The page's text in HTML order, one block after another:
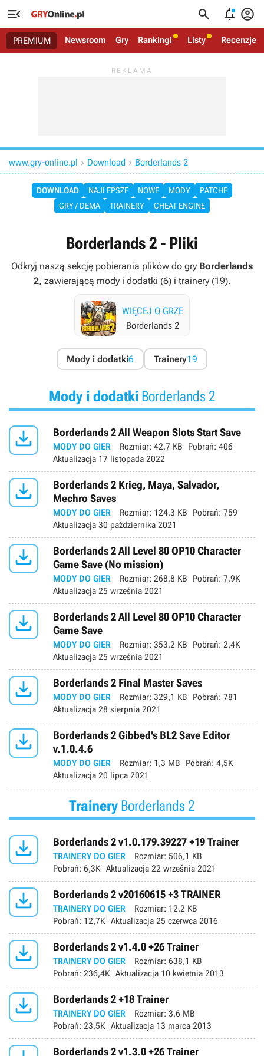
   
PREMIUM Newsroom Gry Rankingi Listy Recenzje
www.gry-online.pl  Download  Borderlands 2
DOWNLOAD NAJLEPSZE NOWE MODY
PATCHE
GRY / DEMA
TRAINERY CHEAT ENGINE
Borderlands 2 - Pliki
Odkryj naszą sekcję pobierania plików do gry Borderlands
2, zawierającą mody i dodatki (6) i trainery (19).
WIĘCEJ O GRZE
Borderlands 2
Mody i dodatki6 Trainery19
Mody i dodatkiBorderlands 2
 Borderlands 2 All Weapon Slots Start Save
MODY DO GIER Rozmiar: 42,7 KB Pobrań: 406
Aktualizacja 17 listopada 2022

Borderlands 2 Krieg, Maya, Salvador,
Mechro Saves
MODY DO GIER Rozmiar: 124,3 KB Pobrań: 759
Aktualizacja 30 października 2021

Borderlands 2 All Level 80 OP10 Character
Game Save (No mission)
MODY DO GIER Rozmiar: 268,8 KB Pobrań: 7,9K
Aktualizacja 25 września 2021

Borderlands 2 All Level 80 OP10 Character
Game Save
MODY DO GIER Rozmiar: 353,2 KB Pobrań: 2,4K
Aktualizacja 25 września 2021
 Borderlands 2 Final Master Saves
MODY DO GIER Rozmiar: 329,1 KB Pobrań: 781
Aktualizacja 28 sierpnia 2021

Borderlands 2 Gibbed's BL2 Save Editor
v.1.0.4.6
MODY DO GIER Rozmiar: 1,3 MB Pobrań: 4,5K
Aktualizacja 20 lipca 2021
Trainery Borderlands 2
 Borderlands 2 v1.0.179.39227 +19 Trainer
TRAINERY DO GIER Rozmiar: 506,1 KB
Pobrań: 6,3K Aktualizacja 22 września 2021
 Borderlands 2 v20160615 +3 TRAINER
TRAINERY DO GIER Rozmiar: 12,2 KB
Pobrań: 12,7K Aktualizacja 25 czerwca 2016
 Borderlands 2 v1.4.0 +26 Trainer
TRAINERY DO GIER Rozmiar: 638,1 KB
Pobrań: 236,4K Aktualizacja 10 kwietnia 2013
 Borderlands 2 +18 Trainer
TRAINERY DO GIER Rozmiar: 3,6 MB
Pobrań: 23,5K Aktualizacja 13 marca 2013
Borderlands 2 v1.3.0 +26 Trainer